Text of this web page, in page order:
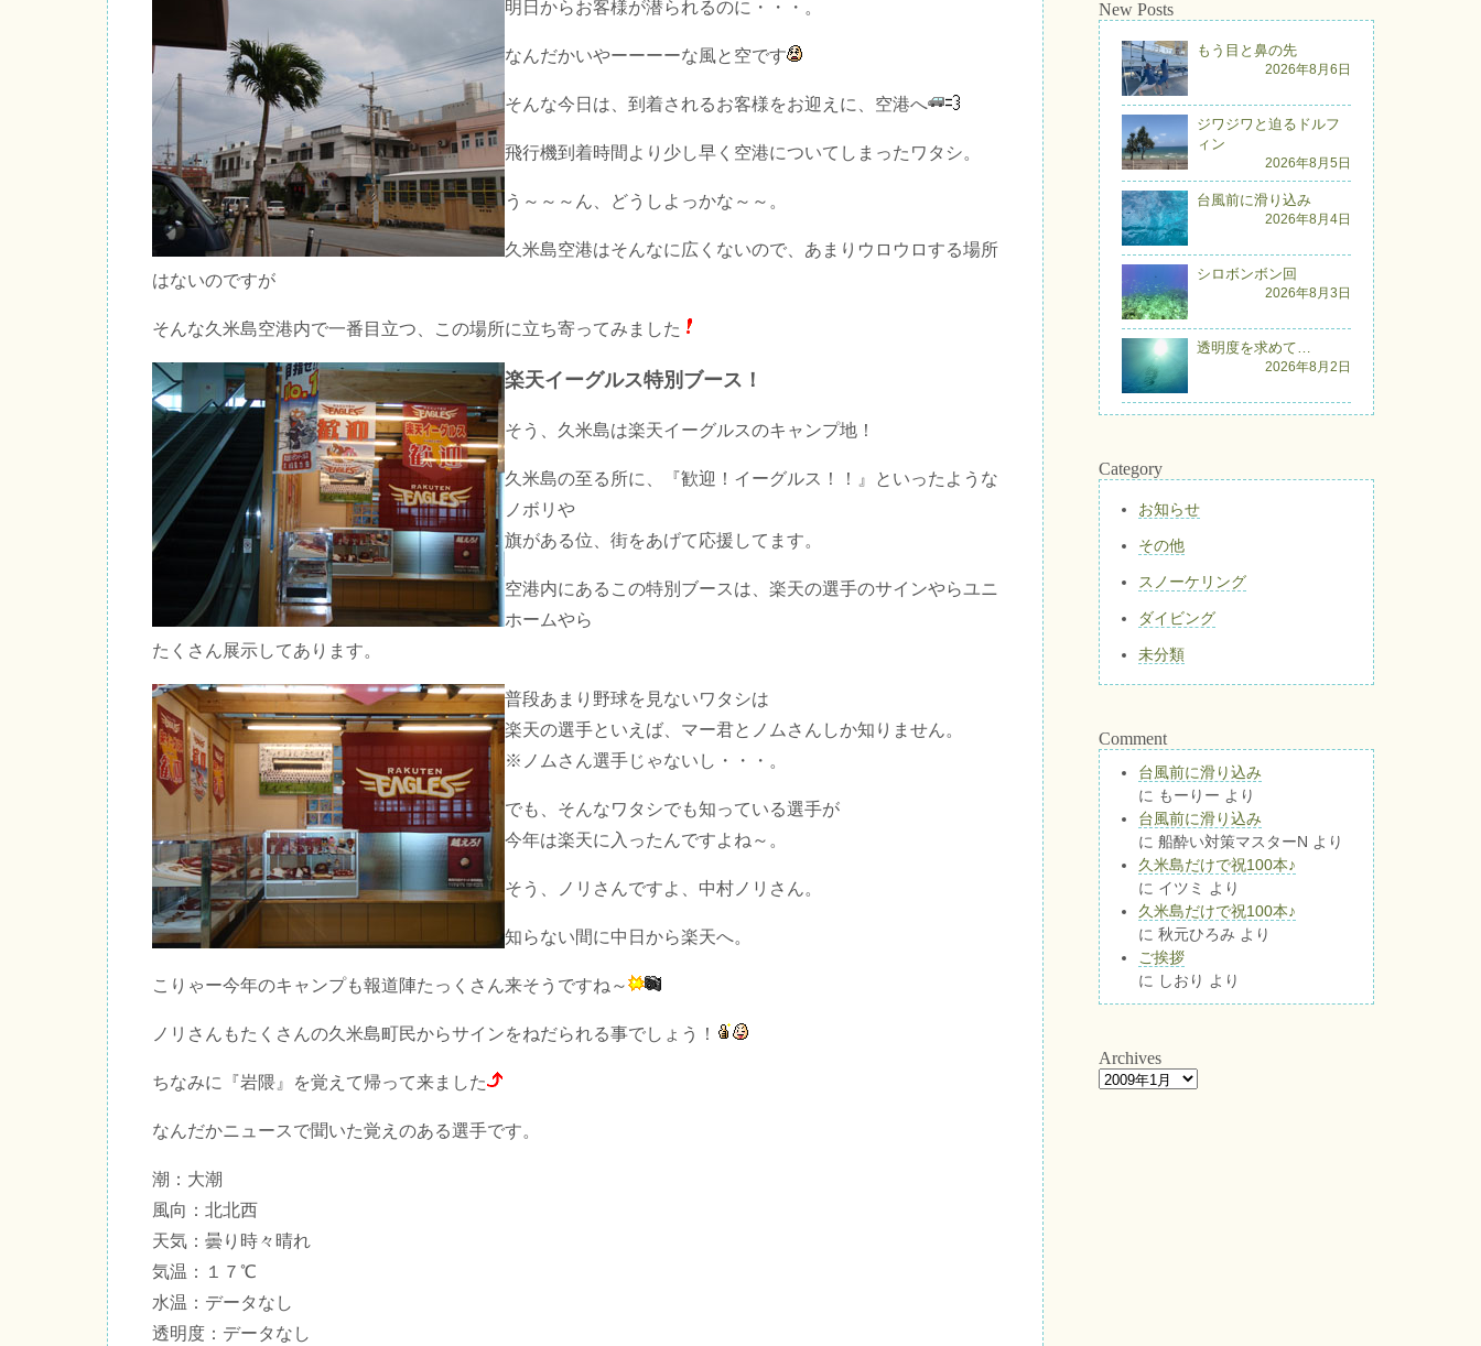
明日からお客様が潜られるのに・・・。
なんだかいやーーーーな風と空です
そんな今日は、到着されるお客様をお迎えに、空港へ
飛行機到着時間より少し早く空港についてしまったワタシ。
う～～～ん、どうしよっかな～～。
久米島空港はそんなに広くないので、あまりウロウロする場所
はないのですが
そんな久米島空港内で一番目立つ、この場所に立ち寄ってみました
楽天イーグルス特別ブース！
そう、久米島は楽天イーグルスのキャンプ地！
久米島の至る所に、『歓迎！イーグルス！！』といったような
ノボリや
旗がある位、街をあげて応援してます。
空港内にあるこの特別ブースは、楽天の選手のサインやらユニ
ホームやら
たくさん展示してあります。
普段あまり野球を見ないワタシは
楽天の選手といえば、マー君とノムさんしか知りません。
※ノムさん選手じゃないし・・・。
でも、そんなワタシでも知っている選手が
今年は楽天に入ったんですよね～。
そう、ノリさんですよ、中村ノリさん。
知らない間に中日から楽天へ。
こりゃー今年のキャンプも報道陣たっくさん来そうですね～
ノリさんもたくさんの久米島町民からサインをねだられる事でしょう！
ちなみに『岩隈』を覚えて帰って来ました
なんだかニュースで聞いた覚えのある選手です。
潮：大潮
風向：北北西
天気：曇り時々晴れ
気温：１７℃
水温：データなし
透明度：データなし
New Posts
もう目と鼻の先
2026年8月6日
ジワジワと迫るドルフ
ィン
2026年8月5日
台風前に滑り込み
2026年8月4日
シロボンボン回
2026年8月3日
透明度を求めて…
2026年8月2日
Category
お知らせ
その他
スノーケリング
ダイビング
未分類
Comment
台風前に滑り込み
に もーりー より
台風前に滑り込み
に 船酔い対策マスターN より
久米島だけで祝100本♪
に イツミ
より
久米島だけで祝100本♪
に 秋元ひろみ より
ご挨拶
に しおり より
Archives